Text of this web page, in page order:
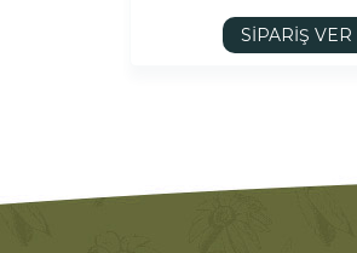
SİPARİŞ VER